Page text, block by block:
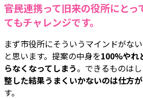
――官民連携って旧来の役所にと
てもチャレンジです。
まず市役所にそういうマインドがな
と思います。提案の中身を100%やれ
らなくなってしまう。できるものは
整した結果うまくいかないのは仕方
す。